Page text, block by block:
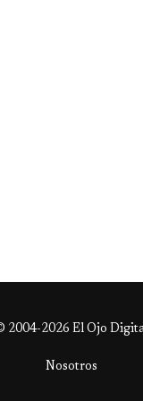
2004-2026 El Ojo
Nosotros